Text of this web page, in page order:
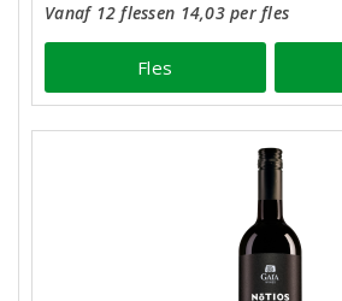
Vanaf 12 flessen 14,03 per fles
Fles